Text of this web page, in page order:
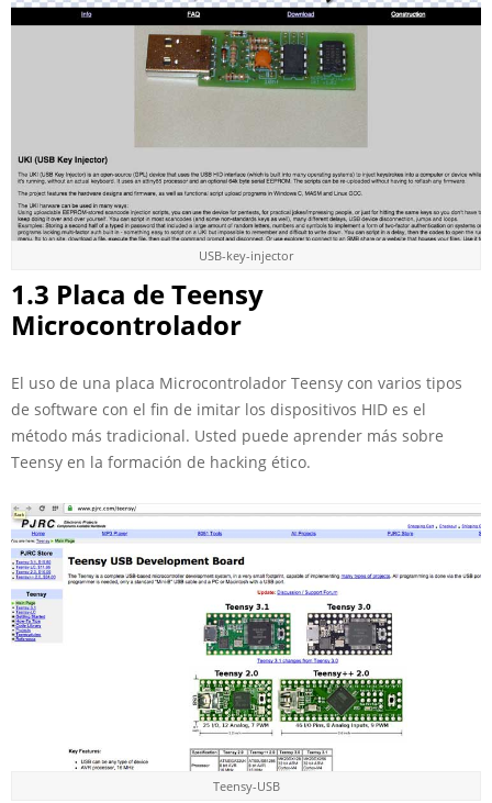
USB-key-injector
1.3 Placa de Teensy
Microcontrolador
El uso de una placa Microcontrolador Teensy con varios tipos
de software con el fin de imitar los dispositivos HID es el
método más tradicional. Usted puede aprender más sobre
Teensy en la formación de hacking ético.
Teensy-USB